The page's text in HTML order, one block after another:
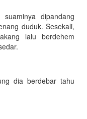
dipandang
duduk. Sesekali,
lalu berdehem
dia berdebar tahu